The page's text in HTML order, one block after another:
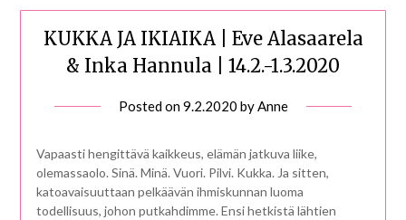
KUKKA JA IKIAIKA | Eve Alasaarela
& Inka Hannula | 14.2.-1.3.2020
Posted on9.2.2020 byAnne
Vapaasti hengittävä kaikkeus, elämän jatkuva liike,
olemassaolo. Sinä. Minä. Vuori. Pilvi. Kukka. Ja sitten,
katoavaisuuttaan pelkäävän ihmiskunnan luoma
todellisuus, johon putkahdimme. Ensi hetkistä lähtien